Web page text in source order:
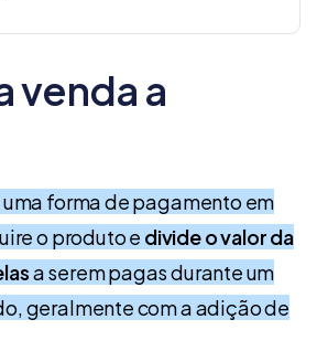
venda a
uma forma de pagamento em
o produto e divide o valor da
a serem pagas durante um
geralmente com a adição de